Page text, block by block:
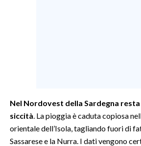
GOSSIP
SALUTE
Nel Nordovest della Sardegna resta
siccità . La pioggia è caduta copiosa
orientale dell’Isola, tagliando fuori di
Sassarese e la Nurra. I dati vengono